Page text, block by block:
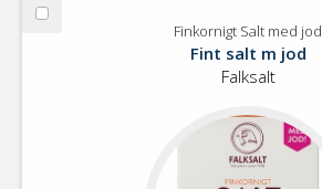
Välj
Finkornigt Salt med jod
Fint salt m jod
Falksalt